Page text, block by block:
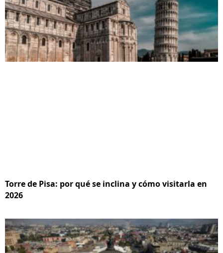
Torre de Pisa: por qué se inclina y cómo visitarla en
2026